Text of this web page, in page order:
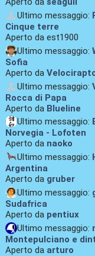
Ultimo messaggio:
Cinque terre
Aperto da est1900
Ultimo messaggio:
Sofia
Aperto da
Ultimo messaggio:
Rocca di Papa
Aperto da Blueline
Ultimo messaggio:
Norvegia - Lofoten
Aperto da naoko
Ultimo messaggio:
Argentina
Aperto da gruber
Ultimo messaggio:
Sudafrica
Aperto da pentiux
Ultimo messaggio:
Montepulciano e
Aperto da arturo